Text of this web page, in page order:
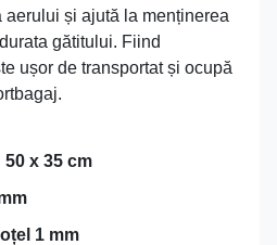
și ajută la menținerea
gătitului. Fiind
ușor de transportat și ocupă
50 x 35 cm
1 mm